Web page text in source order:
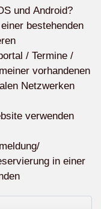
und Android?
bestehenden
/ Termine /
vorhandenen
Netzwerken
verwenden
in einer